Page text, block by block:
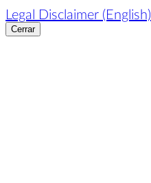
Legal Disclaimer (English)
Cerrar